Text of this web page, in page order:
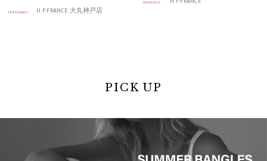
H.P.FRANCE 大丸神戸店
H.P.FRANCE
PICK UP